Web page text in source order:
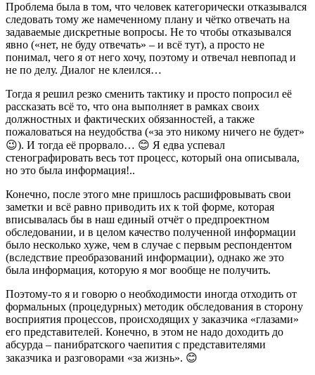
Проблема была в том, что человек категорически отказывался
следовать тому же намеченному плану и чётко отвечать на
задаваемые дискретные вопросы. Не то чтобы отказывался
явно («нет, не буду отвечать» – и всё тут), а просто не
понимал, чего я от него хочу, поэтому и отвечал невпопад и
не по делу. Диалог не клеился…
Тогда я решил резко сменить тактику и просто попросил её
рассказать всё то, что она выполняет в рамках своих
должностных и фактических обязанностей, а также
пожаловаться на неудобства («за это никому ничего не будет»
😉). И тогда её прорвало… 😊 Я едва успевал
стенографировать весь тот процесс, который она описывала,
но это была информация!..
Конечно, после этого мне пришлось расшифровывать свои
заметки и всё равно приводить их к той форме, которая
вписывалась бы в наш единый отчёт о предпроектном
обследовании, и в целом качество полученной информации
было несколько хуже, чем в случае с первым респондентом
(вследствие преобразований информации), однако же это
была информация, которую я мог вообще не получить.
Поэтому-то я и говорю о необходимости иногда отходить от
формальных (процедурных) методик обследования в сторону
восприятия процессов, происходящих у заказчика «глазами»
его представителей. Конечно, в этом не надо доходить до
абсурда – панибратского чаепития с представителями
заказчика и разговорами «за жизнь». 😊